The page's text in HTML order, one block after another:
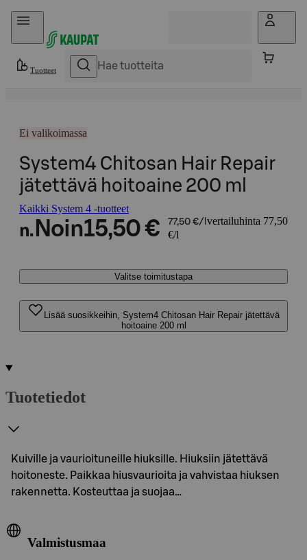
Hyppää sisältöön
Tuotteet
Ei valikoimassa
System4 Chitosan Hair Repair
jätettävä hoitoaine 200 ml
Kaikki System 4 -tuotteet
n. Noin15,50 € 77,50 €/l vertailuhinta 77,50
€/l
Valitse toimitustapa
Lisää suosikkeihin, System4 Chitosan Hair Repair jätettävä
hoitoaine 200 ml
Tuotetiedot
Kuiville ja vaurioituneille hiuksille. Hiuksiin jätettävä
hoitoneste. Paikkaa hiusvaurioita ja vahvistaa hiuksen
rakennetta. Kosteuttaa ja suojaa…
Valmistusmaa